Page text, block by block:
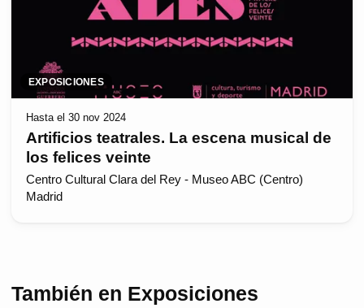
EXPOSICIONES
Hasta el 30 nov 2024
Artificios teatrales. La escena musical de
los felices veinte
Centro Cultural Clara del Rey - Museo ABC (Centro)
Madrid
También en Exposiciones